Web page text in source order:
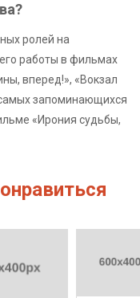
ролей на
работы в фильмах
вперед!», «Вокзал
запоминающихся
«Ирония судьбы,